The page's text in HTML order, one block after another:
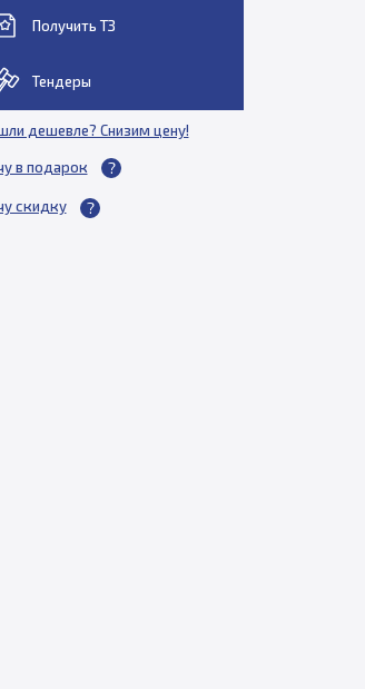
Получить ТЗ
Тендеры
дешевле? Снизим цену!
в подарок
скидку